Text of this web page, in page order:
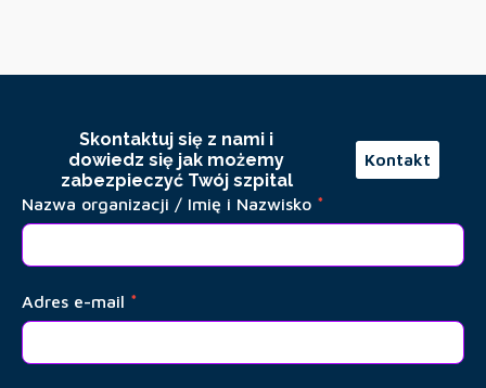
Skontaktuj się z nami i
dowiedz się jak możemy
zabezpieczyć Twój szpital
Kontakt
IT dla
szpitali
Nazwa organizacji / Imię i Nazwisko *
Adres e-mail *